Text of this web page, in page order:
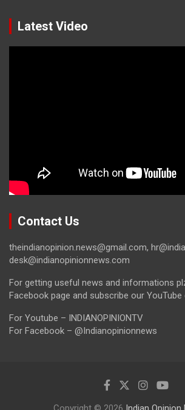
Latest Video
Contact Us
theindianopinion.news@gmail.com,
desk@indianopinionnews.com
For getting useful news and informations
Facebook page and subscribe our YouTube
For Youtube – INDIANOPINIONTV
For Facebook – @Indianopinionnews